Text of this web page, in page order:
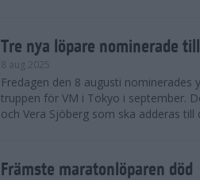
Tre nya löpare nominerade
8 aug 2025
Fredagen den 8 augusti
truppen för VM i Tokyo i september.
och Vera Sjöberg som ska adderas till
Främste maratonlöparen död